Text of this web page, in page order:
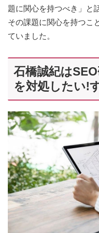
題に関心を持つべき」と
その課題に関心を持つこ
ていました。
石橋誠紀は
を対処したい!